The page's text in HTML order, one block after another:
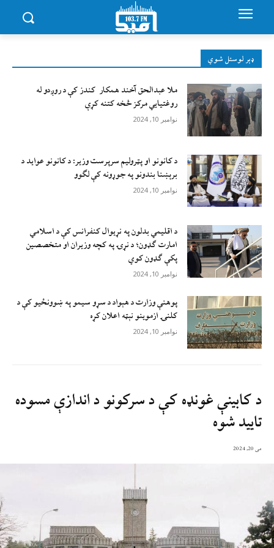
ډېر لوستل شوي
ملا عبدالحق آخند همکار کندز کې د روږدو له
روغتیایي مرکز څخه کتنه کړې
نوامبر 10, 2024
د کانونو او پټرولیم سرپرست وزیر: د کانونو عواید د
برېښنا بندونو په جوړونه کې لګوو
نوامبر 10, 2024
د اقليمي بدلون په نړيوال کنفرانس کې د اسلامي
امارت ګډون؛ د نړۍ په کچه وزيران او متخصصين
پکې ګډون کوي
نوامبر 10, 2024
پوهنې وزارت د هېواد د سړو سيمو په ښوونځيو کې د
کلنۍ ازموينو نېټه اعلان کړه
نوامبر 10, 2024
د کابینې غونډه کې د سرکونو د اندازې مسوده
تایید شوه
می 20, 2024